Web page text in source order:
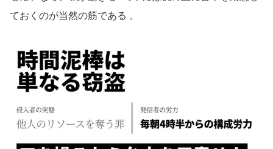
ておくのが当然の筋である 。